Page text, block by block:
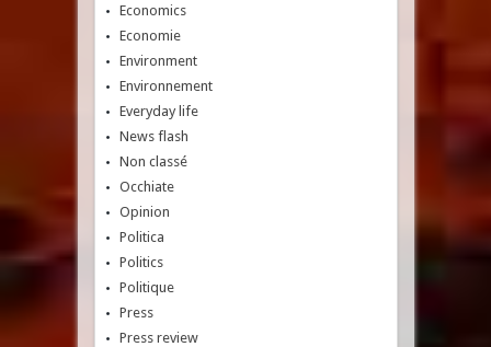
Economics
Economie
Environment
Environnement
Everyday life
News flash
Non classé
Occhiate
Opinion
Politica
Politics
Politique
Press
Press review